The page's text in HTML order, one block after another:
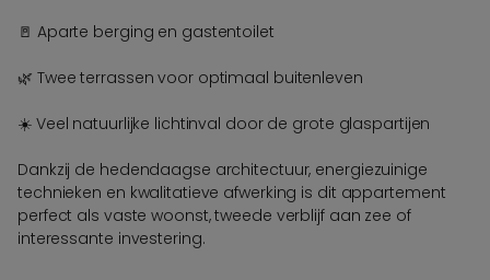
🚪 Aparte berging en gastentoilet
🌿 Twee terrassen voor optimaal buitenleven
☀️ Veel natuurlijke lichtinval door de grote glaspartijen
Dankzij de hedendaagse architectuur, energiezuinige
technieken en kwalitatieve afwerking is dit appartement
perfect als vaste woonst, tweede verblijf aan zee of
interessante investering.